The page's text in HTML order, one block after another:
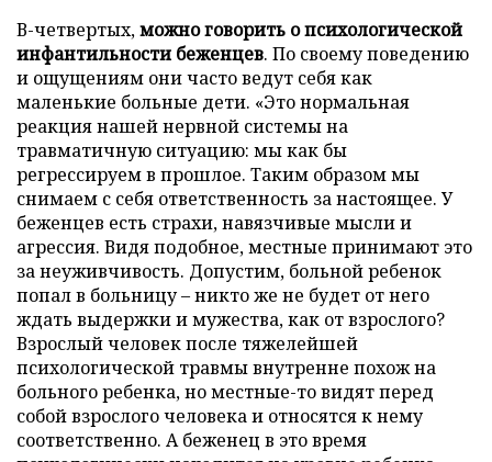
В-четвертых,можно говорить о психологической
инфантильности беженцев. По своему поведению
и ощущениям они часто ведут себя как
маленькие больные дети. «Это нормальная
реакция нашей нервной системы на
травматичную ситуацию: мы как бы
регрессируем в прошлое. Таким образом мы
снимаем с себя ответственность за настоящее. У
беженцев есть страхи, навязчивые мысли и
агрессия. Видя подобное, местные принимают это
за неуживчивость. Допустим, больной ребенок
попал в больницу – никто же не будет от него
ждать выдержки и мужества, как от взрослого?
Взрослый человек после тяжелейшей
психологической травмы внутренне похож на
больного ребенка, но местные-то видят перед
собой взрослого человека и относятся к нему
соответственно. А беженец в это время